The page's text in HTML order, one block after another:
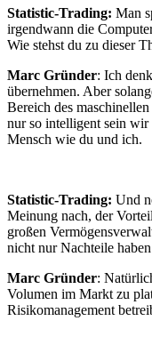
Statistic-Trading: Man
irgendwann die
Wie stehst du zu dieser
Marc Gründer: Ich
übernehmen. Aber
Bereich des
nur so intelligent sein wir
Mensch wie du und ich.
Statistic-Trading: Und
Meinung nach, der
großen
nicht nur Nachteile
Marc Gründer:
Volumen im Markt zu
Risikomanagement